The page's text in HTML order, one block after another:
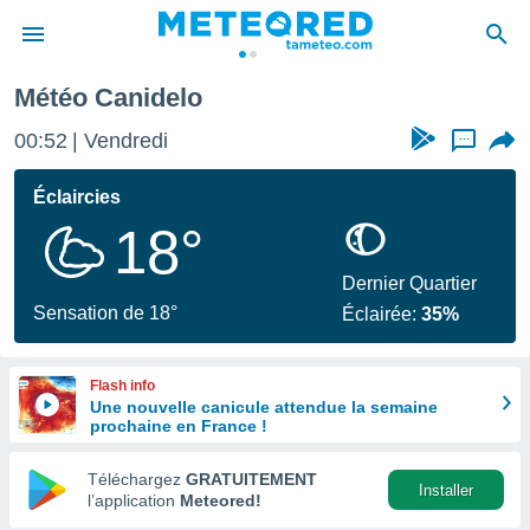
de
en
Météo Canidelo
00:52 Vendredi ...
Éclaircies
18°
Sensation de 18°
Dernier Quartier
Éclairée:35%
Flash info
Une nouvelle canicule attendue la semaine
prochaine en France !
Téléchargez GRATUITEMENT
l’application Meteored!
Installer